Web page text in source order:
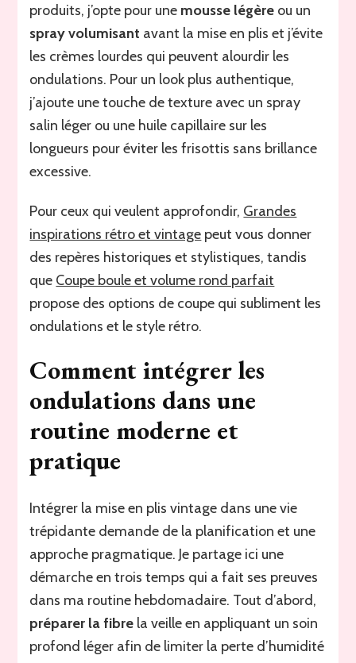
produits, j’opte pour une mousse légère ou un
spray volumisant avant la mise en plis et j’évite
les crèmes lourdes qui peuvent alourdir les
ondulations. Pour un look plus authentique,
j’ajoute une touche de texture avec un spray
salin léger ou une huile capillaire sur les
longueurs pour éviter les frisottis sans brillance
excessive.
Pour ceux qui veulent approfondir, Grandes
inspirations rétro et vintage peut vous donner
des repères historiques et stylistiques, tandis
que Coupe boule et volume rond parfait
propose des options de coupe qui subliment les
ondulations et le style rétro.
Comment intégrer les
ondulations dans une
routine moderne et
pratique
Intégrer la mise en plis vintage dans une vie
trépidante demande de la planification et une
approche pragmatique. Je partage ici une
démarche en trois temps qui a fait ses preuves
dans ma routine hebdomadaire. Tout d’abord,
préparer la fibre la veille en appliquant un soin
profond léger afin de limiter la perte d’humidité